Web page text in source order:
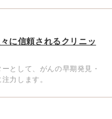
に信頼されるクリニッ
として、がんの早期発見・
力します。